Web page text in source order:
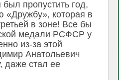
пропустить год,
«Дружбу», которая в
в зоне! Все бы
медали РСФСР у
из-за этой
Анатольевич
даже стал ее